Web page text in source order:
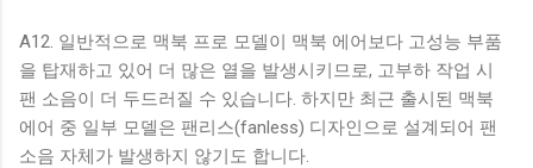
A12. 일반적으로 맥북 프로 모델이 맥북 에어보다 고성능 부품
을 탑재하고 있어 더 많은 열을 발생시키므로, 고부하 작업 시
팬 소음이 더 두드러질 수 있습니다. 하지만 최근 출시된 맥북
에어 중 일부 모델은 팬리스(fanless) 디자인으로 설계되어 팬
소음 자체가 발생하지 않기도 합니다.